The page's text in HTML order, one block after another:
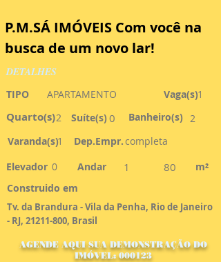
P.M.SÁ IMÓVEIS Com você na
busca de um novo lar!
DETALHES
TIPO APARTAMENTO Vaga(s)1
Quarto(s)2 Suíte(s) 0 Banheiro(s) 2
Varanda(s)1 Dep.Empr. completa
Elevador 0 Andar 1 80
m²
Construido em
Tv. da Brandura - Vila da Penha, Rio de Janeiro
- RJ, 21211-800, Brasil
AGENDE AQUI SUA DEMONSTRAÇÃO DO
IMÓVEL: 000123